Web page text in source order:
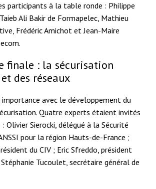
participants à la table ronde : Philippe
Ali Bakir de Formapelec, Mathieu
Frédéric Amichot et Jean-Maire
finale : la sécurisation
des réseaux
importance avec le développement du
Quatre experts étaient invités
:Olivier Sierocki, délégué à la Sécurité
pour la région Hauts-de-France ;
du CIV ; Eric Sfreddo, président
Tucoulet, secrétaire général de